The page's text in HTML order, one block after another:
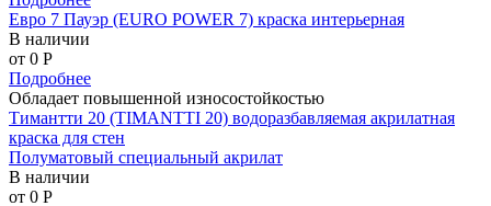
Евро 7 Пауэр (EURO POWER 7) краска интерьерная
В наличии
от 0 P
Подробнее
Обладает повышенной износостойкостью
Тимантти 20 (TIMANTTI 20) водоразбавляемая акрилатная
краска для стен
Полуматовый специальный акрилат
В наличии
от 0 P